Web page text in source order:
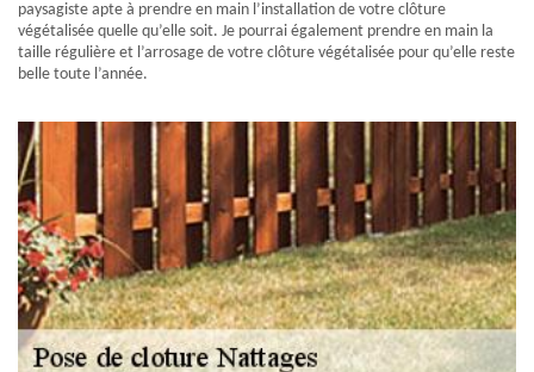
paysagiste apte à prendre en main l’installation de votre clôture
végétalisée quelle qu’elle soit. Je pourrai également prendre en main la
taille régulière et l’arrosage de votre clôture végétalisée pour qu’elle reste
belle toute l’année.